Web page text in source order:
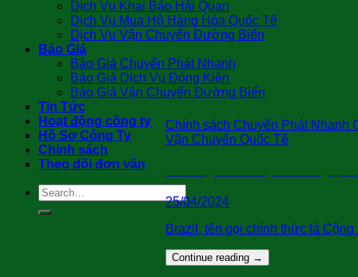
Dịch Vụ Khai Báo Hải Quan
Dịch Vụ Mua Hộ Hàng Hóa Quốc Tế
Dịch Vụ Vận Chuyển Đường Biển
Báo Giá
Báo Giá Chuyển Phát Nhanh
Báo Giá Dịch Vụ Đóng Kiện
Báo Giá Vận Chuyển Đường Biển
Tin Tức
Hoạt động công ty
Hồ Sơ Công Ty
Chính sách
Theo dõi đơn vận
Chính sách Chuyển Phát Nhanh
Vận Chuyển Quốc Tế
25/04/2024
Brazil, tên gọi chính thức là
Continue reading →